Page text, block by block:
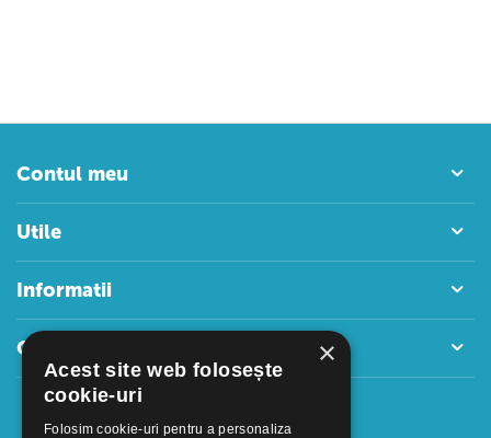
Contul meu
Utile
Informatii
Contact ×
Acest site web folosește
cookie-uri
Folosim cookie-uri pentru a personaliza